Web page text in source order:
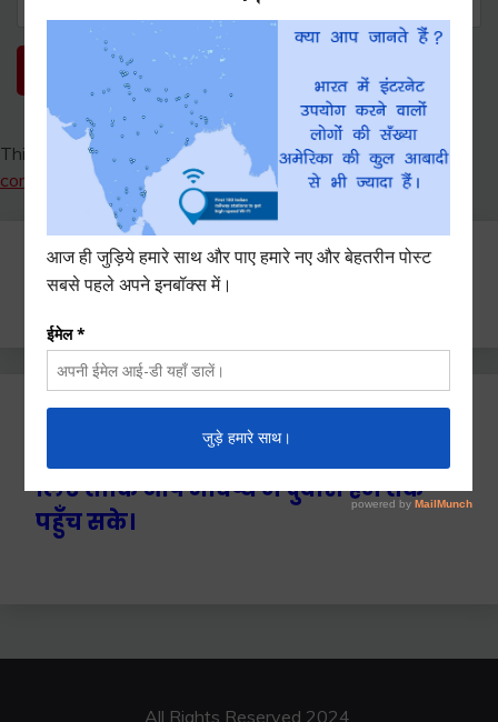
This site uses Akismet to reduce spam.Learn how your
comment data is processed.
Search
for:
Ctrl+D दबाएँ हमे बुकमार्क / सेव करने के
लिए ताकि आप भविष्य में दुबारा हम तक
पहुँच सके।
All Rights Reserved 2024.